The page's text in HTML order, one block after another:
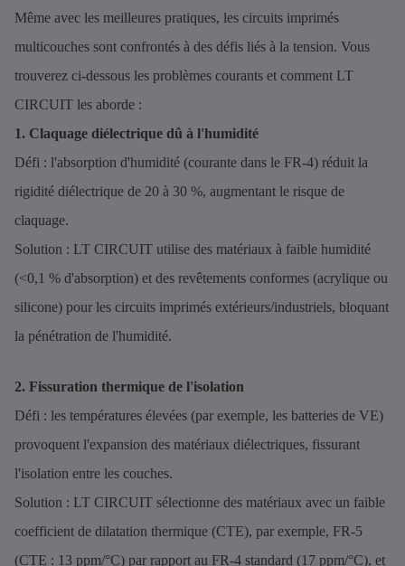
Même avec les meilleures pratiques, les circuits imprimés
multicouches sont confrontés à des défis liés à la tension. Vous
trouverez ci-dessous les problèmes courants et comment LT
CIRCUIT les aborde :
1. Claquage diélectrique dû à l'humidité
Défi : l'absorption d'humidité (courante dans le FR-4) réduit la
rigidité diélectrique de 20 à 30 %, augmentant le risque de
claquage.
Solution : LT CIRCUIT utilise des matériaux à faible humidité
(<0,1 % d'absorption) et des revêtements conformes (acrylique ou
silicone) pour les circuits imprimés extérieurs/industriels, bloquant
la pénétration de l'humidité.
2. Fissuration thermique de l'isolation
Défi : les températures élevées (par exemple, les batteries de VE)
provoquent l'expansion des matériaux diélectriques, fissurant
l'isolation entre les couches.
Solution : LT CIRCUIT sélectionne des matériaux avec un faible
coefficient de dilatation thermique (CTE), par exemple, FR-5
(CTE : 13 ppm/°C) par rapport au FR-4 standard (17 ppm/°C), et